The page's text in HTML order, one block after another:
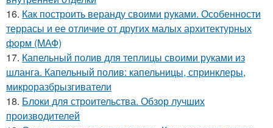
16. Как построить веранду своими руками. Особенности
террасы и ее отличие от других малых архитектурных
форм (МАФ)
17. Капельный полив для теплицы своими руками из
шланга. Капельный полив: капельницы, спринклеры,
микроразбрызгиватели
18. Блоки для строительства. Обзор лучших
производителей